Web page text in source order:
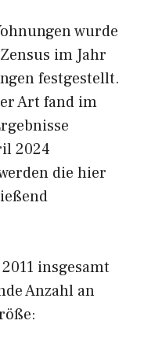
wurde
im Jahr
festgestellt.
Art fand im
2024
die hier
insgesamt
Anzahl an